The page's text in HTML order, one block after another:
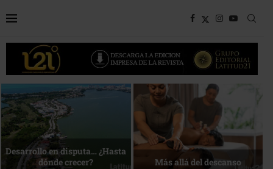
Bottega, un viaje servido a la
mesa
Energía que Impulsa la
competitividad